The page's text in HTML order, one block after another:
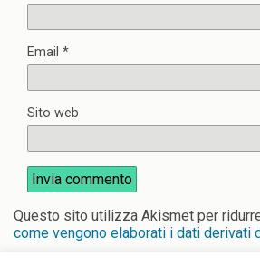
Email *
Sito web
Questo sito utilizza Akismet per
come vengono elaborati i dati derivati